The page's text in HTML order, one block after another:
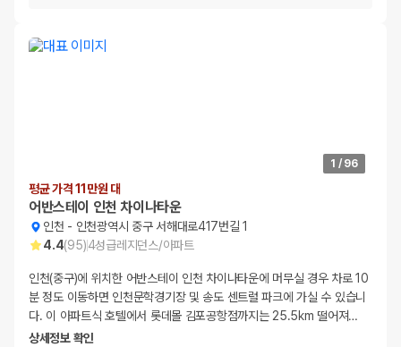
1 / 96
평균 가격 11만원 대
어반스테이 인천 차이나타운
인천 - 인천광역시 중구 서해대로417번길 1
4.4(95)4성급레지던스/아파트
인천(중구)에 위치한 어반스테이 인천 차이나타운에 머무실 경우 차로 10
분 정도 이동하면 인천문학경기장 및 송도 센트럴 파크에 가실 수 있습니
다. 이 아파트식 호텔에서 롯데몰 김포공항점까지는 25.5km 떨어져…
상세정보 확인